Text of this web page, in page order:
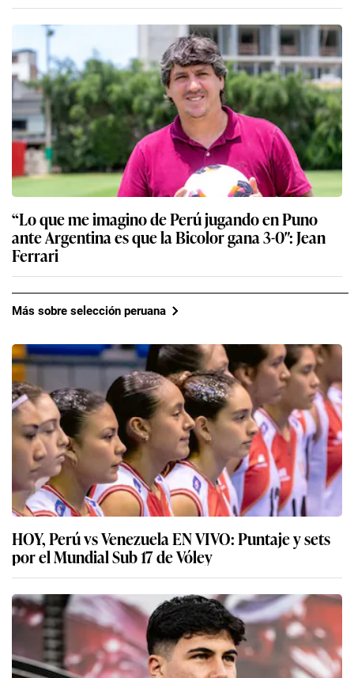
“Lo que me imagino de Perú jugando en Puno
ante Argentina es que la Bicolor gana 3-0″: Jean
Ferrari
Más sobre selección peruana
HOY, Perú vs Venezuela EN VIVO: Puntaje y sets
por el Mundial Sub 17 de Vóley